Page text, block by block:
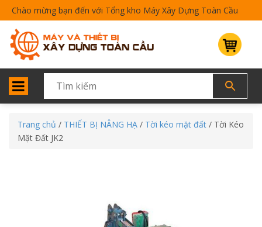
Chào mừng bạn đến với Tổng kho Máy Xây Dựng Toàn Cầu
Trang chủ / THIẾT BỊ NÂNG HẠ / Tời kéo mặt đất / Tời Kéo
Mặt Đất JK2